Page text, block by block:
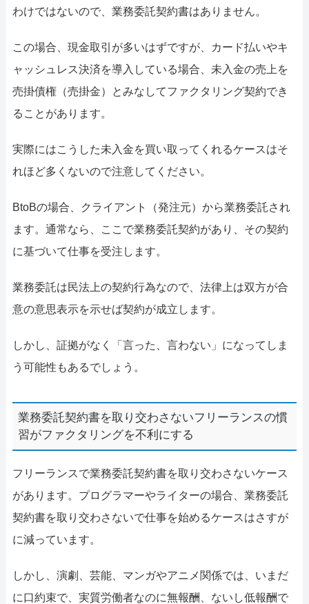
わけではないので、業務委託契約書はありません。
この場合、現金取引が多いはずですが、カード払いやキ
ャッシュレス決済を導入している場合、未入金の売上を
売掛債権（売掛金）とみなしてファクタリング契約でき
ることがあります。
実際にはこうした未入金を買い取ってくれるケースはそ
れほど多くないので注意してください。
BtoBの場合、クライアント（発注元）から業務委託され
ます。通常なら、ここで業務委託契約があり、その契約
に基づいて仕事を受注します。
業務委託は民法上の契約行為なので、法律上は双方が合
意の意思表示を示せば契約が成立します。
しかし、証拠がなく「言った、言わない」になってしま
う可能性もあるでしょう。
業務委託契約書を取り交わさないフリーランスの慣
習がファクタリングを不利にする
フリーランスで業務委託契約書を取り交わさないケース
があります。プログラマーやライターの場合、業務委託
契約書を取り交わさないで仕事を始めるケースはさすが
に減っています。
しかし、演劇、芸能、マンガやアニメ関係では、いまだ
に口約束で、実質労働者なのに無報酬、ないし低報酬で